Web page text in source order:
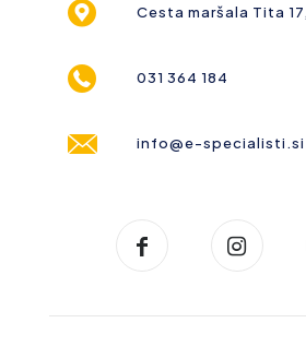
Cesta maršala Tita
031 364 184
info@e-specialisti.si